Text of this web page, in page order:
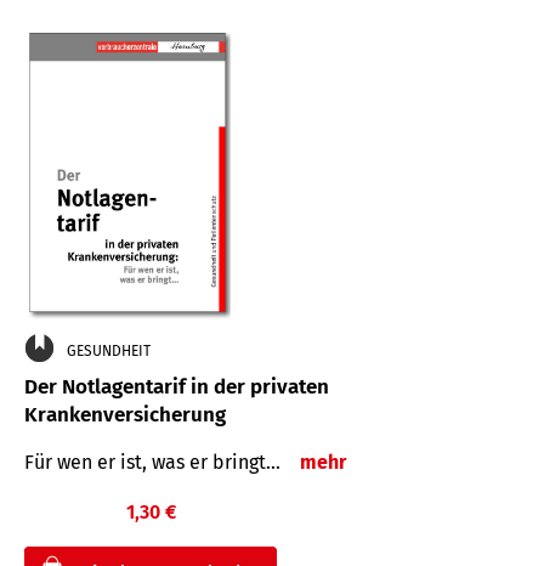
GESUNDHEIT
Der Notlagentarif in der privaten
Krankenversicherung
Für wen er ist, was er bringt… mehr
1,30 €